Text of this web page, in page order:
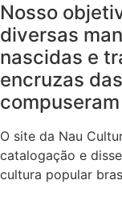
Nosso
diversas
nascidas e
encruzas
O site da Nau
catalogação e
cultura popular